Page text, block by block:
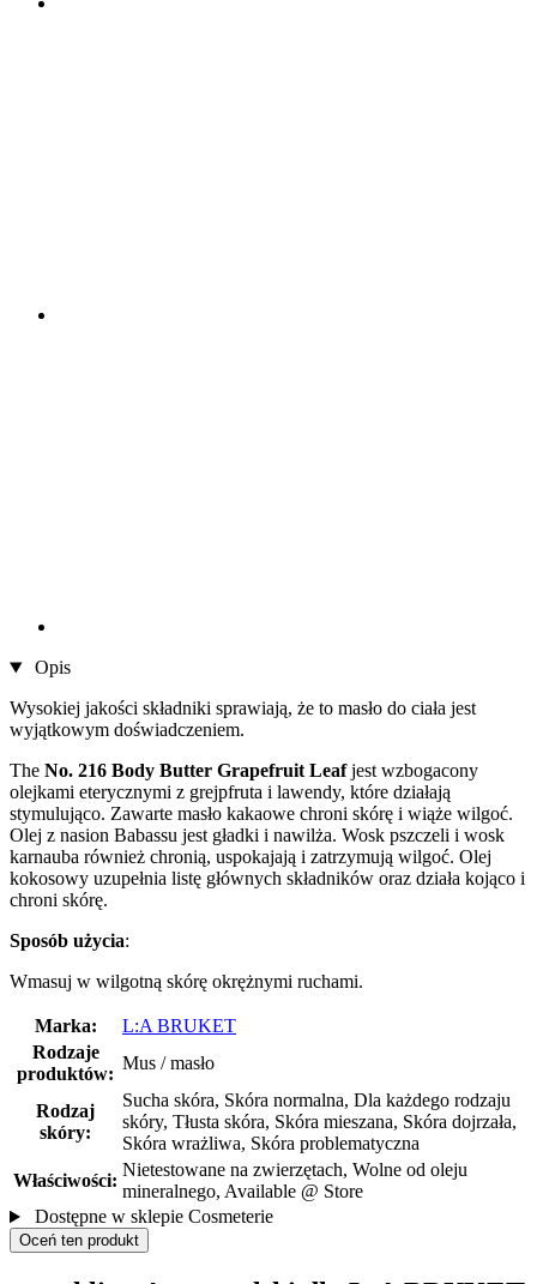
Opis
Wysokiej jakości składniki sprawiają, że to masło do ciała jest
wyjątkowym doświadczeniem.
The No. 216 Body Butter Grapefruit Leafjest wzbogacony
olejkami eterycznymi z grejpfruta i lawendy, które działają
stymulująco. Zawarte masło kakaowe chroni skórę i wiąże wilgoć.
Olej z nasion Babassu jest gładki i nawilża. Wosk pszczeli i wosk
karnauba również chronią, uspokajają i zatrzymują wilgoć. Olej
kokosowy uzupełnia listę głównych składników oraz działa kojąco i
chroni skórę.
Sposób użycia:
Wmasuj w wilgotną skórę okrężnymi ruchami.
Marka:
L:A BRUKET
Rodzaje
produktów:
Mus / masło
Rodzaj
skóry:
Sucha skóra, Skóra normalna, Dla każdego rodzaju
skóry, Tłusta skóra, Skóra mieszana, Skóra dojrzała,
Skóra wrażliwa, Skóra problematyczna
Właściwości:
Nietestowane na zwierzętach, Wolne od oleju
mineralnego, Available @ Store
Dostępne w sklepie Cosmeterie
Oceń ten produkt